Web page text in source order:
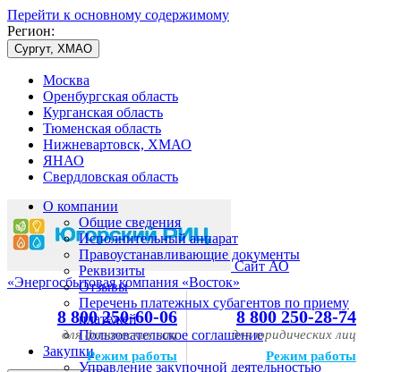
Перейти к основному содержимому
Регион:
Сургут, ХМАО
Москва
Оренбургская область
Курганская область
Тюменская область
Нижневартовск, ХМАО
ЯНАО
Свердловская область
Сайт АО
«Энергосбытовая компания «Восток»
8 800 250-60-06
для физических лиц
Режим работы
8 800 250-28-74
для юридических лиц
Режим работы
О компании
Общие сведения
Исполнительный аппарат
Правоустанавливающие документы
Реквизиты
Отзывы
Перечень платежных субагентов по приему
платежей
Пользовательское соглашение
Закупки
Управление закупочной деятельностью